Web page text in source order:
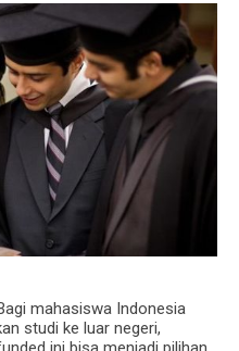
mahasiswa Indonesia
studi ke luar negeri,